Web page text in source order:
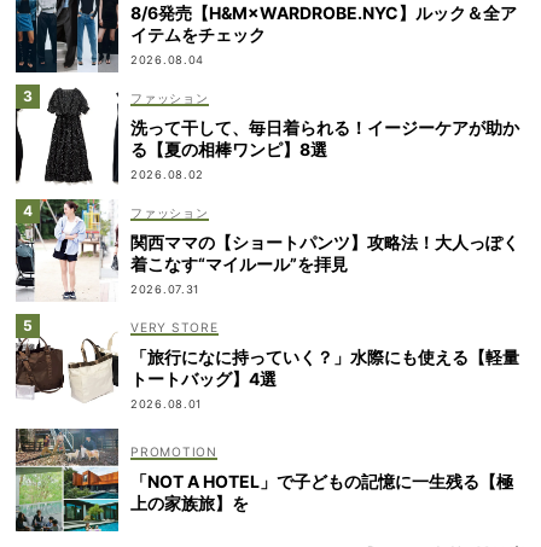
8/6発売【H&M×WARDROBE.NYC】ルック＆全ア
イテムをチェック
2026.08.04
ファッション
洗って干して、毎日着られる！イージーケアが助か
る【夏の相棒ワンピ】8選
2026.08.02
ファッション
関西ママの【ショートパンツ】攻略法！大人っぽく
着こなす“マイルール”を拝見
2026.07.31
VERY STORE
「旅行になに持っていく？」水際にも使える【軽量
トートバッグ】4選
2026.08.01
「NOT A HOTEL」で子どもの記憶に一生残る【極
上の家族旅】を